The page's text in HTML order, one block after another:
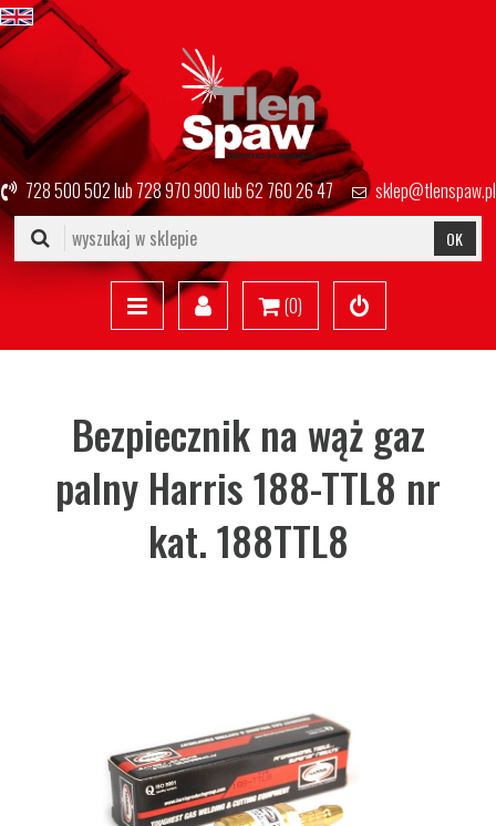
728 500 502lub728 970 900lub62 760 26 47 sklep@tlenspaw.pl
OK
(0)
Bezpiecznik na wąż gaz
palny Harris 188-TTL8 nr
kat. 188TTL8